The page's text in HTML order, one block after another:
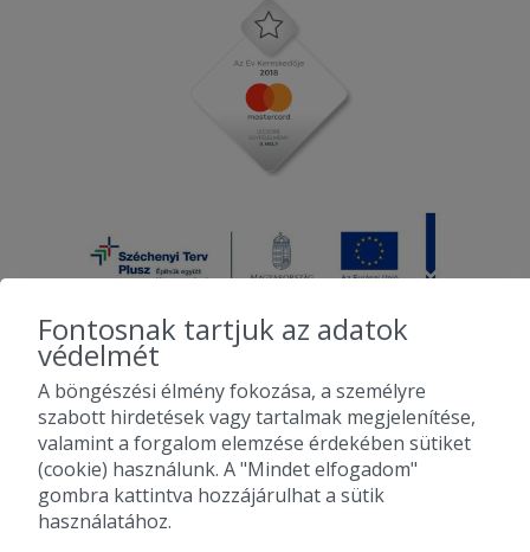
Szállítási idő több mint másfél óra volt,
Köszönöm a gyors kiszállitást.
2010-2026 Copyright - Falatozz.hu - Diston-line Kft.
Pizza, gyros, hamburger, menük kedvező áron, egy helyen az összes
étterem ajánlata.
Fontosnak tartjuk az adatok
védelmét
A böngészési élmény fokozása, a személyre
szabott hirdetések vagy tartalmak megjelenítése,
valamint a forgalom elemzése érdekében sütiket
(cookie) használunk. A "Mindet elfogadom"
gombra kattintva hozzájárulhat a sütik
használatához.